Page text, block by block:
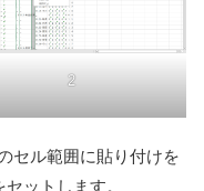
2
セル範囲に貼り付けを
ットします。